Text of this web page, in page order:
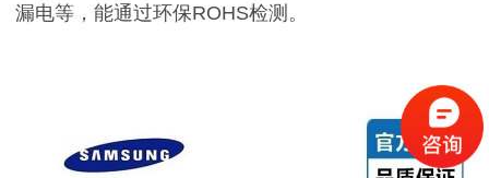
漏电等，能通过环保ROHS检测。